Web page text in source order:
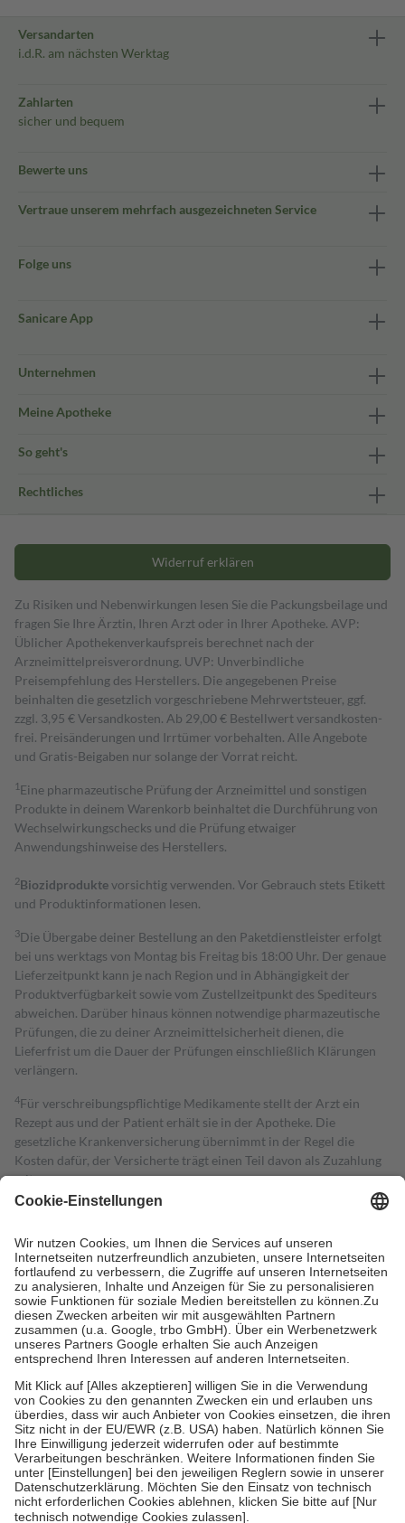
Versandarten
i.d.R. am nächsten Werktag
Zahlarten
sicher und bequem
Bewerte uns
Vertraue unserem mehrfach ausgezeichneten Service
Folge uns
Sanicare App
Unternehmen
Meine Apotheke
So geht's
Rechtliches
Widerruf erklären
Zu Risiken und Nebenwirkungen lesen Sie die Packungsbeilage und
fragen Sie Ihre Ärztin, Ihren Arzt oder in Ihrer Apotheke. AVP:
Üblicher Apothekenverkaufspreis berechnet nach der
Arzneimittelpreisverordnung. UVP: Unverbindliche
Preisempfehlung des Herstellers. Die angegebenen Preise
beinhalten die gesetzlich vorgeschriebene Mehrwertsteuer, ggf.
zzgl. 3,95 € Versandkosten. Ab 29,00 € Bestell­wert versand­kosten­
frei. Preisänderungen und Irrtümer vorbehalten. Alle Angebote
und Gratis-Beigaben nur solange der Vorrat reicht.
1 Eine pharmazeutische Prüfung der Arzneimittel und sonstigen
Produkte in deinem Warenkorb beinhaltet die Durchführung von
Wechselwirkungschecks und die Prüfung etwaiger
Anwendungshinweise des Herstellers.
2Biozidproduktevorsichtig verwenden. Vor Gebrauch stets Etikett
und Produktinformationen lesen.
3Die Übergabe deiner Bestellung an den Paketdienstleister erfolgt
bei uns werktags von Montag bis Freitag bis 18:00 Uhr. Der genaue
Lieferzeitpunkt kann je nach Region und in Abhängigkeit der
Produktverfügbarkeit sowie vom Zustellzeitpunkt des Spediteurs
abweichen. Darüber hinaus können notwendige pharmazeutische
Prüfungen, die zu deiner Arzneimittelsicherheit dienen, die
Lieferfrist um die Dauer der Prüfungen einschließlich Klärungen
verlängern.
4Für verschreibungspflichtige Medikamente stellt der Arzt ein
Rezept aus und der Patient erhält sie in der Apotheke. Die
gesetzliche Krankenversicherung übernimmt in der Regel die
Kosten dafür, der Versicherte trägt einen Teil davon als Zuzahlung
mit.
Grundsätzlich leisten Mitglieder Zuzahlungen in Höhe von zehn
höchstens zehn Euro.
Es sind jedoch nie mehr als die tatsächlichen
Kosten der Leistung zu entrichten.
Diese Regeln gelten grundsätzlich auch für Online-Apotheken.
Bei Heilmitteln und häuslicher Krankenpflege beträgt die
Zuzahlung zehn Prozent der Kosten sowie zehn Euro je
Verordnung.
Um das Engagement der Versicherten für ihre eigene Gesundheit zu
stärken und die besondere Stellung der Familie zu unterstützen,
fallenkeine Zuzahlungenan bei:
• Kindern und Jugendlichen bis zum vollendeten 18. Lebensjahr
mit Ausnahme der Fahrkosten
• Untersuchungen zur Vorsorge und Früherkennung, die von der
GKV getragen werden
• empfohlenen Schutzimpfungen
• Harn- und Blutteststreifen